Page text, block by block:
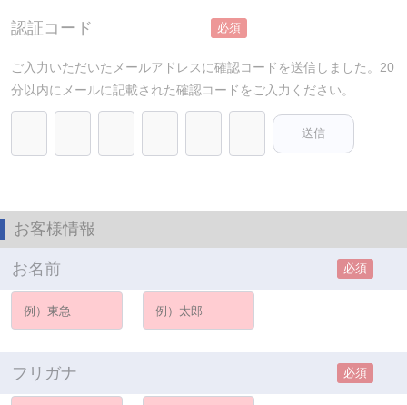
認証コード 必須
ご入力いただいたメールアドレスに確認コードを送信しました。20
分以内にメールに記載された確認コードをご入力ください。
お客様情報
お名前 必須
フリガナ 必須